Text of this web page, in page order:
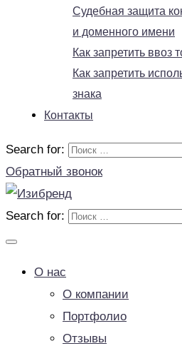
Судебная защита
и доменного имени
Как запретить ввоз
Как запретить
знака
Контакты
Search for:
Обратный звонок
Search for:
О нас
О компании
Портфолио
Отзывы